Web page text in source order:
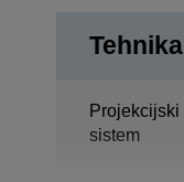
Tehnika
Projekcijski
sistem